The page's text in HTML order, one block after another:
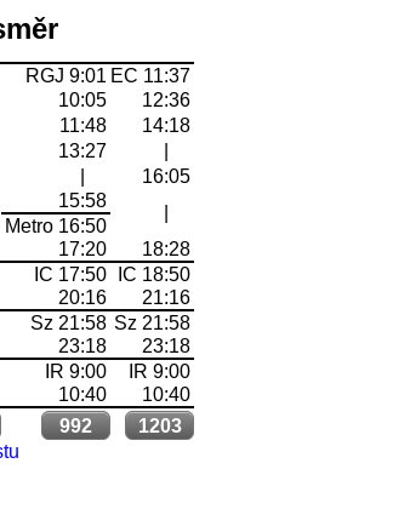
992
1203
RGJ 9:01 EC 11:37
10:05
12:36
11:48
14:18
13:27
16:05
15:58
Metro 16:50
17:20
18:28
IC 17:50
IC 18:50
20:16
21:16
Sz 21:58 Sz 21:58
23:18
23:18
IR 9:00
IR 9:00
10:40 10:40